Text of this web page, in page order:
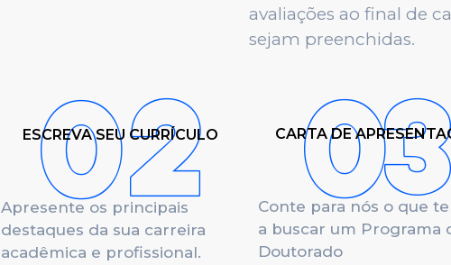
avaliações ao final de
sejam preenchidas.
ESCREVA SEU CURRÍCULO
Apresente os principais
destaques da sua carreira
acadêmica e profissional.
CARTA DE
Conte para nós o que
a buscar um Programa
Doutorado